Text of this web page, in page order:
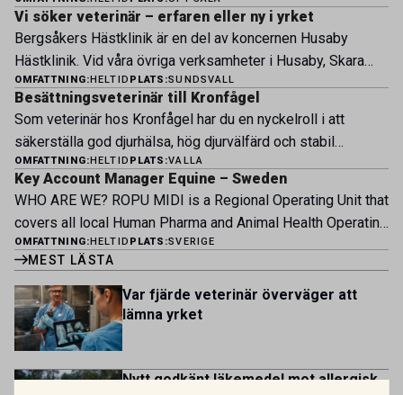
veterinärer med specialistkompetens som vill vara med
och forma vårt nästa kapitel. Hos oss möter du ett
engagerat team, moderna faciliteter och verkliga
möjligheter att bedriva avancerad djursjukvård. Vad vi
erbjuder Särskilt meriterande: […]
Vi söker veterinär – erfaren eller ny i yrket
Bergsåkers Hästklinik är en del av koncernen Husaby
Hästklinik. Vid våra övriga verksamheter i Husaby, Skara
och Bjertorp jobbar idag ett 60-tal medarbetare. Om kliniken
Bergsåkers Hästklinik bedriver veterinärverksamhet i en
modern klinik vid Bergsåkers travbana, Sundsvall. Vi
erbjuder ett mångfasetterat utbud av undersökningar och
behandlingar i välutrustade lokaler. Vi har cirka 7 500
patienter […]
OMFATTNING:HELTID PLATS:SUNDSVALL
Besättningsveterinär till Kronfågel
Som veterinär hos Kronfågel har du en nyckelroll i att
säkerställa god djurhälsa, hög djurvälfärd och stabil
produktion genom hela värdekedjan. Du arbetar nära våra
kontrakterade uppfödare och tillsammans med kollegor
inom produktion, kläckeri, slakt och kvalitet. Rollen präglas
av proaktivt arbete, kunskapsdelning och kontinuerlig
utveckling, där du bidrar till att stärka svensk
kycklingproduktion – […]
OMFATTNING:HELTID PLATS:VALLA
Key Account Manager Equine – Sweden
WHO ARE WE? ROPU MIDI is a Regional Operating Unit that
covers all local Human Pharma and Animal Health Operating
Units across Belgium, Denmark, Norway, Finland, Greece,
Portugal, Sweden, and The Netherlands. MIDI has a
multicultural and diverse work environment. More than
1.800 employees are striving to work together to improve
lives for patients and […]
OMFATTNING:HELTID PLATS:SVERIGE
MEST LÄSTA
Var fjärde veterinär överväger att
lämna yrket
Nytt godkänt läkemedel mot allergisk